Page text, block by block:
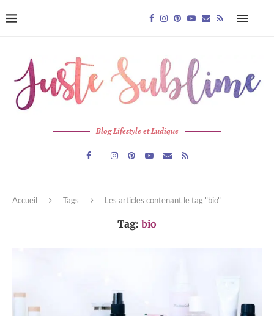
Blog Lifestyle et Ludique
Accueil Tags Les articles contenant le tag "bio"
Tag: bio